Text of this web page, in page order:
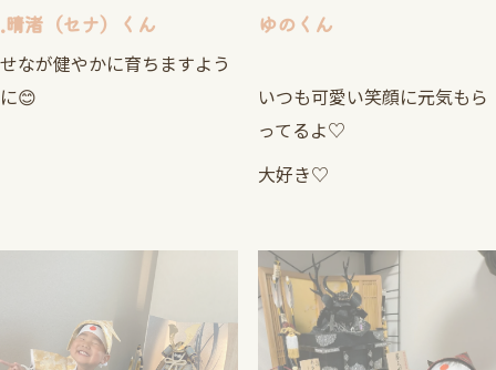
.晴渚（セナ）くん
せなが健やかに育ちますよう
に😊
ゆのくん
いつも可愛い笑顔に元気もら
ってるよ♡
大好き♡